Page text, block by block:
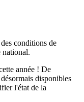
conditions de
national.
année ! De
disponibles
l'état de la